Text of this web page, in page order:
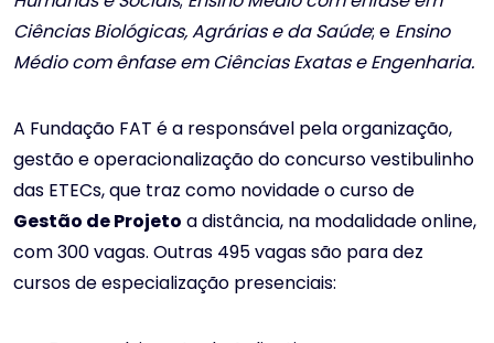
Ciências Biológicas, Agrárias e da Saúde; e Ensino
Médio com ênfase em Ciências Exatas e Engenharia.
A Fundação FAT é a responsável pela organização,
gestão e operacionalização do concurso vestibulinho
das ETECs, que traz como novidade o curso de
Gestão de Projeto a distância, na modalidade online,
com 300 vagas. Outras 495 vagas são para dez
cursos de especialização presenciais: